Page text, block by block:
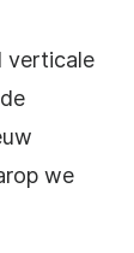
verticale
we